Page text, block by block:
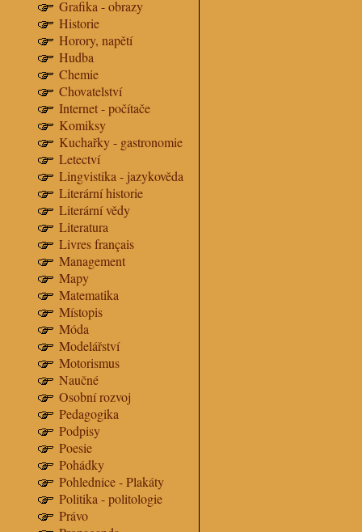
Grafika - obrazy
Historie
Horory, napětí
Hudba
Chemie
Chovatelství
Internet - počítače
Komiksy
Kuchařky - gastronomie
Letectví
Lingvistika - jazykověda
Literární historie
Literární vědy
Literatura
Livres français
Management
Mapy
Matematika
Místopis
Móda
Modelářství
Motorismus
Naučné
Osobní rozvoj
Pedagogika
Podpisy
Poesie
Pohádky
Pohlednice - Plakáty
Politika - politologie
Právo